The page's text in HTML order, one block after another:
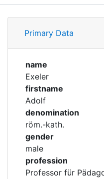
Corporations
registry
Primary Data
name
Exeler
firstname
Adolf
denomination
röm.-kath.
gender
male
profession
Professor für